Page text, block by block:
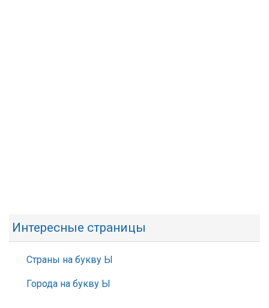
Интересные страницы
Страны на букву Ы
Города на букву Ы